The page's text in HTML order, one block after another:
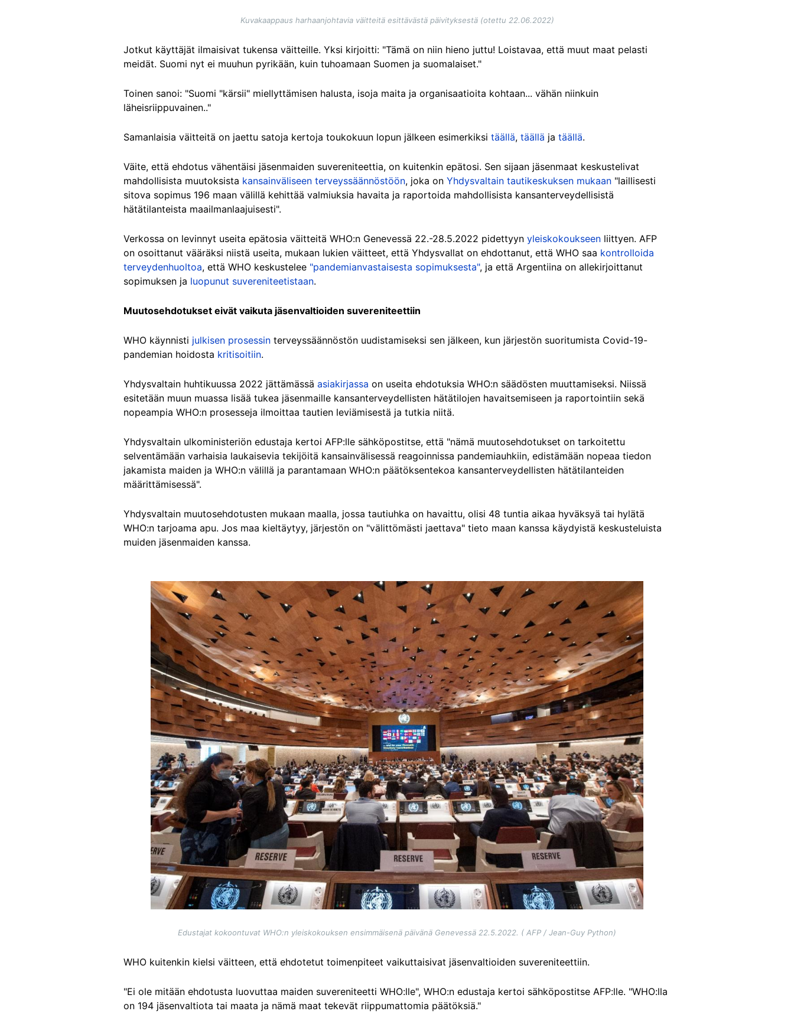
Kuvakaappaus harhaanjohtavia väitteitä esittävästä päivityksestä (otettu 22.06.2022)
Jotkut käyttäjät ilmaisivat tukensa väitteille. Yksi kirjoitti: "Tämä on niin hieno juttu! Loistavaa, että muut maat pelasti
meidät. Suomi nyt ei muuhun pyrikään, kuin tuhoamaan Suomen ja suomalaiset."
Toinen sanoi: "Suomi "kärsii" miellyttämisen halusta, isoja maita ja organisaatioita kohtaan... vähän niinkuin
läheisriippuvainen.."
Samanlaisia väitteitä on jaettu satoja kertoja toukokuun lopun jälkeen esimerkiksi täällä, täällä ja täällä.
Väite, että ehdotus vähentäisi jäsenmaiden suvereniteettia, on kuitenkin epätosi. Sen sijaan jäsenmaat keskustelivat
mahdollisista muutoksista kansainväliseen terveyssäännöstöön, joka on Yhdysvaltain tautikeskuksen mukaan "laillisesti
sitova sopimus 196 maan välillä kehittää valmiuksia havaita ja raportoida mahdollisista kansanterveydellisistä
hätätilanteista maailmanlaajuisesti".
Verkossa on levinnyt useita epätosia väitteitä WHO:n Genevessä 22.-28.5.2022 pidettyyn yleiskokoukseen liittyen. AFP
on osoittanut vääräksi niistä useita, mukaan lukien väitteet, että Yhdysvallat on ehdottanut, että WHO saa kontrolloida
terveydenhuoltoa, että WHO keskustelee "pandemianvastaisesta sopimuksesta", ja että Argentiina on allekirjoittanut
sopimuksen ja luopunut suvereniteetistaan.
Muutosehdotukset eivät vaikuta jäsenvaltioiden suvereniteettiin
WHO käynnisti julkisen prosessin terveyssäännöstön uudistamiseksi sen jälkeen, kun järjestön suoritumista Covid-19-
pandemian hoidosta kritisoitiin.
Yhdysvaltain huhtikuussa 2022 jättämässä asiakirjassa on useita ehdotuksia WHO:n säädösten muuttamiseksi. Niissä
esitetään muun muassa lisää tukea jäsenmaille kansanterveydellisten hätätilojen havaitsemiseen ja raportointiin sekä
nopeampia WHO:n prosesseja ilmoittaa tautien leviämisestä ja tutkia niitä.
Yhdysvaltain ulkoministeriön edustaja kertoi AFP:lle sähköpostitse, että "nämä muutosehdotukset on tarkoitettu
selventämään varhaisia laukaisevia tekijöitä kansainvälisessä reagoinnissa pandemiauhkiin, edistämään nopeaa tiedon
jakamista maiden ja WHO:n välillä ja parantamaan WHO:n päätöksentekoa kansanterveydellisten hätätilanteiden
määrittämisessä".
Yhdysvaltain muutosehdotusten mukaan maalla, jossa tautiuhka on havaittu, olisi 48 tuntia aikaa hyväksyä tai hylätä
WHO:n tarjoama apu. Jos maa kieltäytyy, järjestön on "välittömästi jaettava" tieto maan kanssa käydyistä keskusteluista
muiden jäsenmaiden kanssa.
Image
Edustajat kokoontuvat WHO:n yleiskokouksen ensimmäisenä päivänä Genevessä 22.5.2022. ( AFP / Jean-Guy Python)
WHO kuitenkin kielsi väitteen, että ehdotetut toimenpiteet vaikuttaisivat jäsenvaltioiden suvereniteettiin.
"Ei ole mitään ehdotusta luovuttaa maiden suvereniteetti WHO:lle", WHO:n edustaja kertoi sähköpostitse AFP:lle. "WHO:lla
on 194 jäsenvaltiota tai maata ja nämä maat tekevät riippumattomia päätöksiä."